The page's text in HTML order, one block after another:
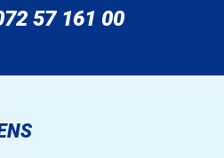
57 161 00